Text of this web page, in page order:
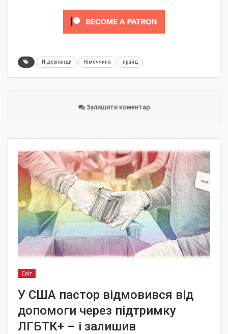
Нідерланди Німеччина прайд
Залишити коментар
Світ
У США пастор відмовився від
допомоги через підтримку
ЛГБТК+ – і залишив